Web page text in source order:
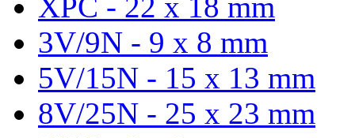
3V/9N - 9 x 8 mm
5V/15N - 15 x 13 mm
8V/25N - 25 x 23 mm